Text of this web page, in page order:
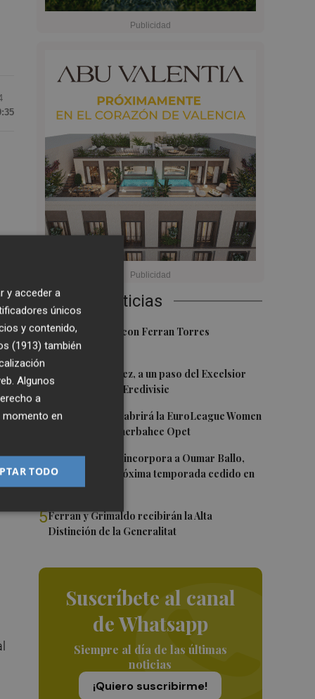
Últimas Noticias
1Foios se vuelca con Ferran Torres
2 Mario Domínguez, a un paso del Excelsior
Róterdam de la Eredivisie
3 Valencia Basket abrirá la EuroLeague Women
en casa ante Fenerbahce Opet
4Valencia Basket incorpora a Oumar Ballo,
que jugará la próxima temporada cedido en
Galatasaray
5Ferran y Grimaldo recibirán la Alta
Distinción de la Generalitat
Suscríbete al canal
de Whatsapp
Siempre al día de las últimas
noticias
¡Quiero suscribirme!
y acceder a
únicos
y contenido,
(1913) también
Algunos
a
momento en
TODO